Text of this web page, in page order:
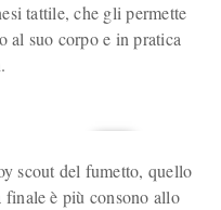
tattile, che gli permette
al suo corpo e in pratica
scout del fumetto, quello
finale è più consono allo